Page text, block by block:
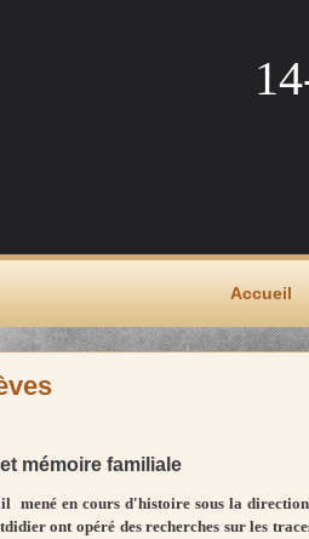
Accueil
mémoire familiale
mené en cours d'histoire sous la direction
ont opéré des recherches sur les